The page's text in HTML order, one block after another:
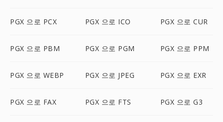
PGX 으로 PCX PGX 으로 ICO PGX 으로 CUR
PGX 으로 PBM PGX 으로 PGM PGX 으로 PPM
PGX 으로 WEBP PGX 으로 JPEG PGX 으로 EXR
PGX 으로 FAX PGX 으로 FTS PGX 으로 G3